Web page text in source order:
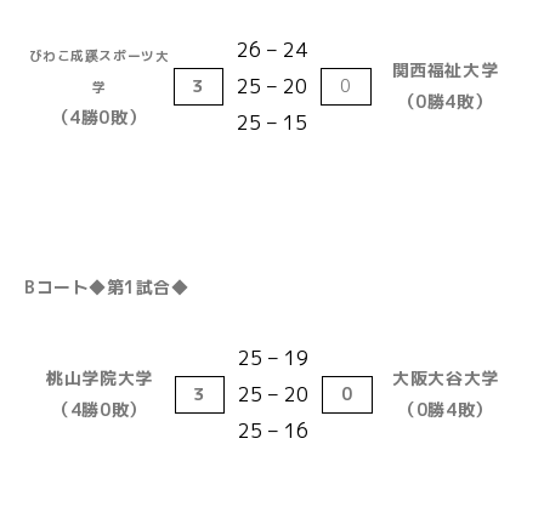
びわこ成蹊スポーツ大
学
（4勝0敗）
26 – 24
関西福祉大学
（0勝4敗）
３ 25 – 20 0
25 – 15
Bコート◆第1試合◆
桃山学院大学
（4勝0敗）
25 – 19
大阪大谷大学
（0勝4敗）
３ 25 – 20 0
25 – 16